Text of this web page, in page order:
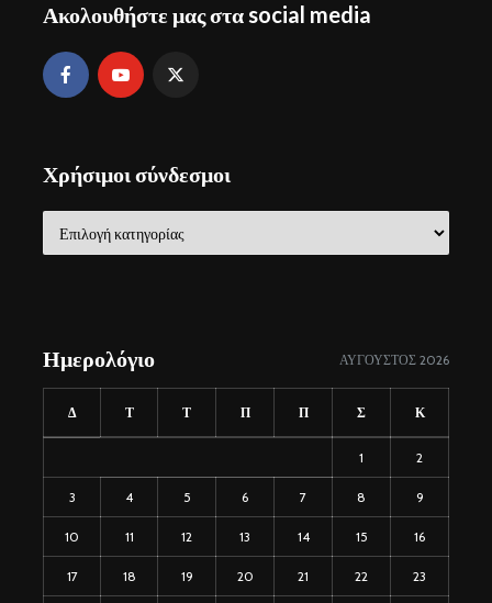
Ακολουθήστε μας στα social media
Χρήσιμοι σύνδεσμοι
σύνδεσμοι
Ημερολόγιο ΑΎΓΟΥΣΤΟΣ 2026
Δ Τ Τ Π Π Σ Κ
1 2
3 4 5 6 7 8 9
10 11 12 13 14 15 16
17 18 19 20 21 22 23